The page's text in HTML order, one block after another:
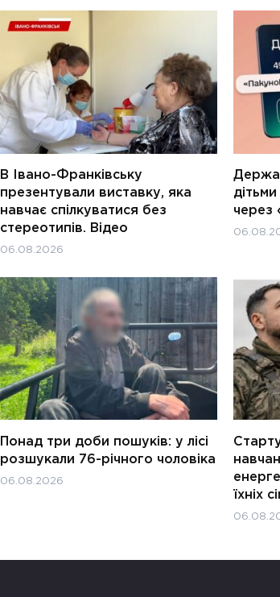
В Івано-Франківську
презентували виставку, яка
навчає спілкуватися без
стереотипів. Відео
06.08.2026
через
Понад три доби пошуків: у лісі
розшукали 76-річного чоловіка
06.08.2026
їхніх